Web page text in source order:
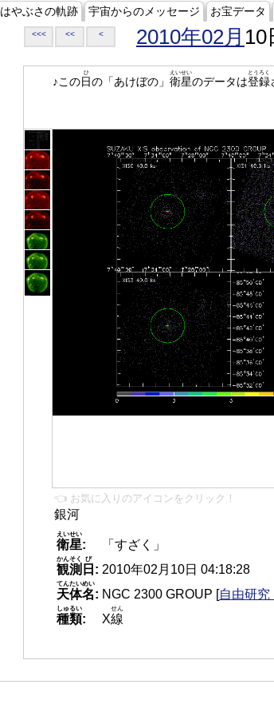
はやぶさの軌跡 宇宙からのメッセージ お宝データ
<<< << < 2010年02月 10
♪この日
ひ
の「あけぼの」 衛星
えいせい
のデータは登録
とうろく
👈 お気に入りのアイコンをクリック！
銀河
衛星
えいせい
:
「すざく」
観測
かんそく
日
び
: 2010年02月10日 04:18:28
天体名
てんたいめい
: NGC 2300 GROUP [自由研究
種類
しゅるい
: X線
せん